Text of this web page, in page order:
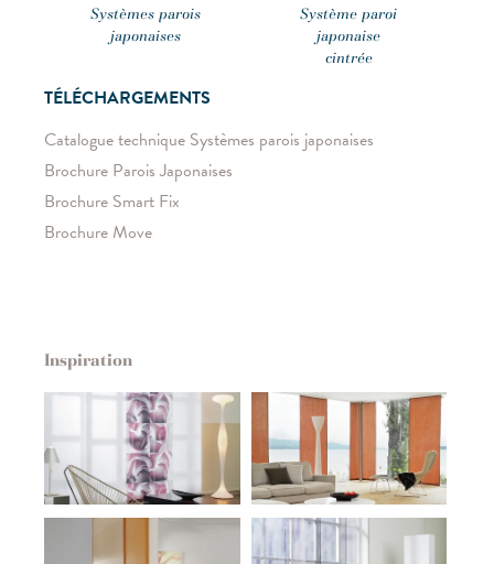
Systèmes parois
japonaises
Système paroi
japonaise
cintrée
TÉLÉCHARGEMENTS
Catalogue technique Systèmes parois japonaises
Brochure Parois Japonaises
Brochure Smart Fix
Brochure Move
Inspiration